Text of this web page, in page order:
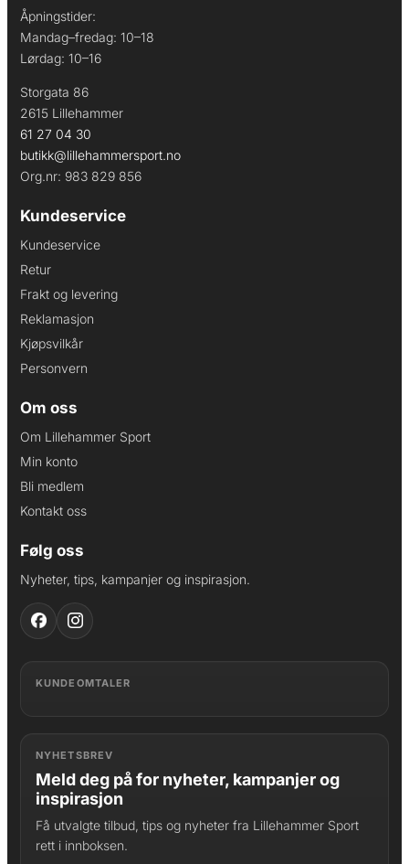
Åpningstider:
Mandag–fredag: 10–18
Lørdag: 10–16
Storgata 86
2615 Lillehammer
61 27 04 30
butikk@lillehammersport.no
Org.nr: 983 829 856
Kundeservice
Kundeservice
Retur
Frakt og levering
Reklamasjon
Kjøpsvilkår
Personvern
Om oss
Om Lillehammer Sport
Min konto
Bli medlem
Kontakt oss
Følg oss
Nyheter, tips, kampanjer og inspirasjon.
KUNDEOMTALER
NYHETSBREV
Meld deg på for nyheter, kampanjer og
inspirasjon
Få utvalgte tilbud, tips og nyheter fra Lillehammer Sport
rett i innboksen.